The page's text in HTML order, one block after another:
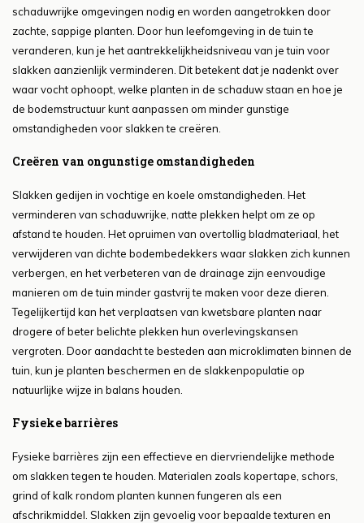
schaduwrijke omgevingen nodig en worden aangetrokken door
zachte, sappige planten. Door hun leefomgeving in de tuin te
veranderen, kun je het aantrekkelijkheidsniveau van je tuin voor
slakken aanzienlijk verminderen. Dit betekent dat je nadenkt over
waar vocht ophoopt, welke planten in de schaduw staan en hoe je
de bodemstructuur kunt aanpassen om minder gunstige
omstandigheden voor slakken te creëren.
Creëren van ongunstige omstandigheden
Slakken gedijen in vochtige en koele omstandigheden. Het
verminderen van schaduwrijke, natte plekken helpt om ze op
afstand te houden. Het opruimen van overtollig bladmateriaal, het
verwijderen van dichte bodembedekkers waar slakken zich kunnen
verbergen, en het verbeteren van de drainage zijn eenvoudige
manieren om de tuin minder gastvrij te maken voor deze dieren.
Tegelijkertijd kan het verplaatsen van kwetsbare planten naar
drogere of beter belichte plekken hun overlevingskansen
vergroten. Door aandacht te besteden aan microklimaten binnen de
tuin, kun je planten beschermen en de slakkenpopulatie op
natuurlijke wijze in balans houden.
Fysieke barrières
Fysieke barrières zijn een effectieve en diervriendelijke methode
om slakken tegen te houden. Materialen zoals kopertape, schors,
grind of kalk rondom planten kunnen fungeren als een
afschrikmiddel. Slakken zijn gevoelig voor bepaalde texturen en